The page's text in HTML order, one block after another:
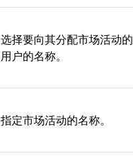
选择要向其分配市场活动的
用户的名称。
指定市场活动的名称。